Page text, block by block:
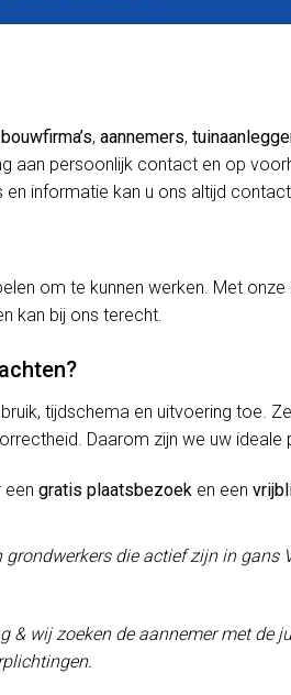
bouwfirma’s, aannemers,
aan persoonlijk contact en op
informatie kan u ons altijd
om te kunnen werken. Met
kan bij ons terecht.
tijdschema en uitvoering toe.
Daarom zijn we uw ideale
een gratis plaatsbezoek en een
grondwerkers die actief zijn in gans
& wij zoeken de aannemer met de